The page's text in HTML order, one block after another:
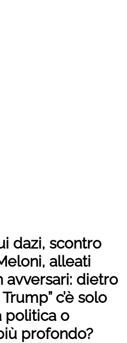
dazi, scontro
alleati
avversari: dietro
c’è solo
politica o
profondo?